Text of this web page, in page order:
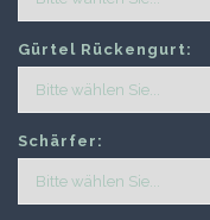
Gürtel Rückengurt:
Schärfer: